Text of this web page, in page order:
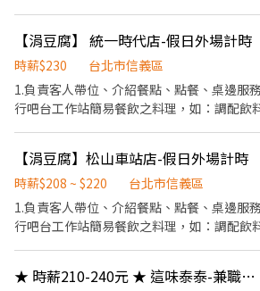
主，即應徵店鋪與錄取店鋪可能存在差異
以及主管面談協商後為主，即應徵店鋪與錄
【上班地點按居住地，以及主管面談協商後
取店鋪可能存在差異】 ☆☆☆阿爾法戰隊熱血招募中！☆☆☆ ★★
☆★ 若你認同我們的理念，喜歡與人互動，具備親切友善及貼心的
人格特質， 對餐飲充滿熱誠，客人臉上的滿
源，那你非常適合成為我們的夥伴！ 【薪資待遇】 時薪 230 元，穩
穩入袋。 每個月只要上滿 100 小時，多拿
到 120 小時，直接加碼 3,000 元！ 工作半年
給你，好好休息也是我們在乎的事。 【你會做什麼？】 ◆ 外場－餐
飲服務生 基本工作： 迎接客人、帶位、提
【涓豆腐】 統一時代店-假日外場計時
時薪$230
台北市信義區
1.負責客人帶位、介紹餐點、點餐、桌邊服
行吧台工作站簡易餐飲之料理，如：調配飲
【涓豆腐】松山車站店-假日外場計時
時薪$208 ~ $220
台北市信義區
1.負責客人帶位、介紹餐點、點餐、桌邊服
行吧台工作站簡易餐飲之料理，如：調配飲
★ 時薪210-240元 ★ 這味泰泰-兼職內、外場人員 (微風南山店)